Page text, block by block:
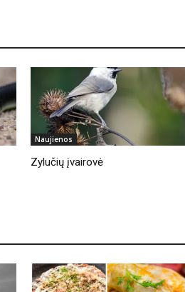
Naujienos
Zylučių įvairovė